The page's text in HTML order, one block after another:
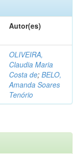
Autor(es)
OLIVEIRA,
Claudia Maria
Costa de; BELO,
Amanda Soares
Tenório